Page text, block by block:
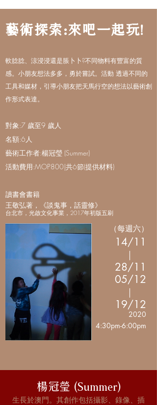
藝術探索:來吧一起玩!
軟腍腍、涼浸浸還是脹卜卜?不同物料有豐富的質
感。小朋友想法多多，勇於嘗試。活動 透過不同的
工具和媒材，引導小朋友把天馬行空的想法以藝術創
作形式表達。
對象:7 歲至9 歲人
名額:6人
藝術工作者:楊冠瑩 (Summer)
活動費用:MOP800|共6節(提供材料)
讀書會書籍
王敬弘著，《談鬼事，話靈修》
台北市，光啟文化事業，2017年初版五刷
14/11
｜
28/11
05/12
｜
19/12
2020
4:30pm-6:00pm
（每週六）
楊冠瑩 (Summer)
生長於澳門。其創作包括攝影、錄像、插